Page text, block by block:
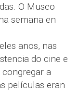
O Museo
semana en
anos, nas
do cine e
a
películas eran